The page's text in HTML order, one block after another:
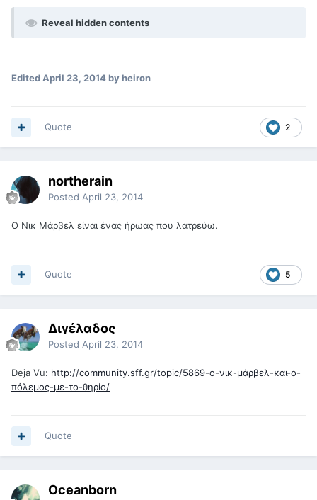
Reveal hidden contents
EditedApril 23, 2014by heiron
2
Quote
northerain
Posted April 23, 2014
Ο Νικ Μάρβελ είναι ένας ήρωας που λατρεύω.
5
Quote
Διγέλαδος
Posted April 23, 2014
Deja Vu: http://community.sff.gr/topic/5869-o-νικ-μάρβελ-και-ο-
πόλεμος-με-το-θηρίο/
Quote
Oceanborn